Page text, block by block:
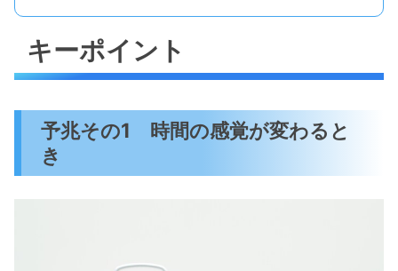
キーポイント
予兆その1 時間の感覚が変わると
き